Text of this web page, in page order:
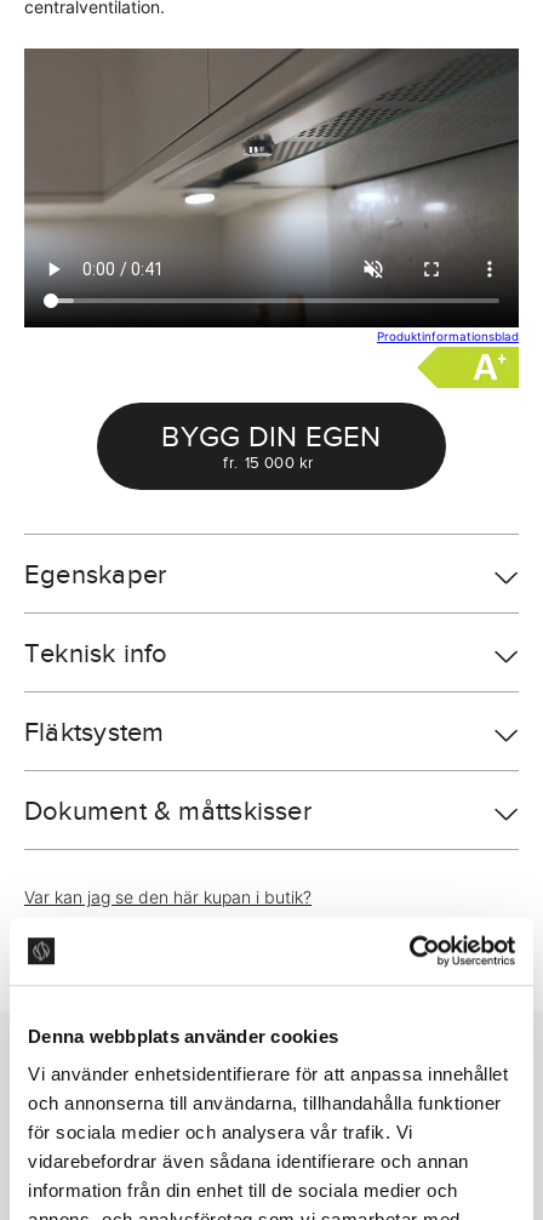
Denna webbplats använder cookies
Vi använder enhetsidentifierare för att anpassa innehållet
och annonserna till användarna, tillhandahålla funktioner
för sociala medier och analysera vår trafik. Vi
vidarebefordrar även sådana identifierare och annan
information från din enhet till de sociala medier och
centralventilation.
Produktinformationsblad
BYGG DIN EGEN
fr. 15 000 kr
Egenskaper
Teknisk info
Fläktsystem
Dokument & måttskisser
Var kan jag se den här kupan i butik?
Grön frakt via DHL
NYHETSBREV
Följ oss för inspiration, nyheter
om produkter och mycket mer.